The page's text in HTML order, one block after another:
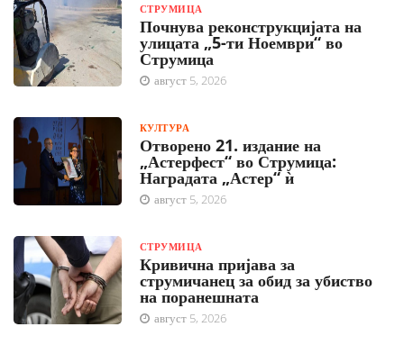
СТРУМИЦА
Почнува реконструкцијата на
улицата „5-ти Ноември“ во
Струмица
август 5, 2026
КУЛТУРА
Отворено 21. издание на
„Астерфест“ во Струмица:
Наградата „Астер“ ѝ
август 5, 2026
СТРУМИЦА
Кривична пријава за
струмичанец за обид за убиство
на поранешната
август 5, 2026